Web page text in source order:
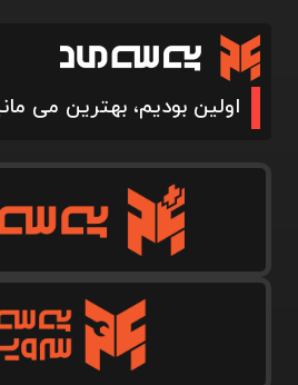
اولین بودیم، بهترین می